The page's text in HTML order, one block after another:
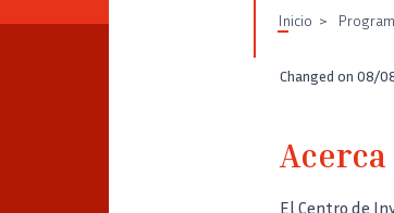
Inicio
Changed on 08/
Acerca
El Centro de